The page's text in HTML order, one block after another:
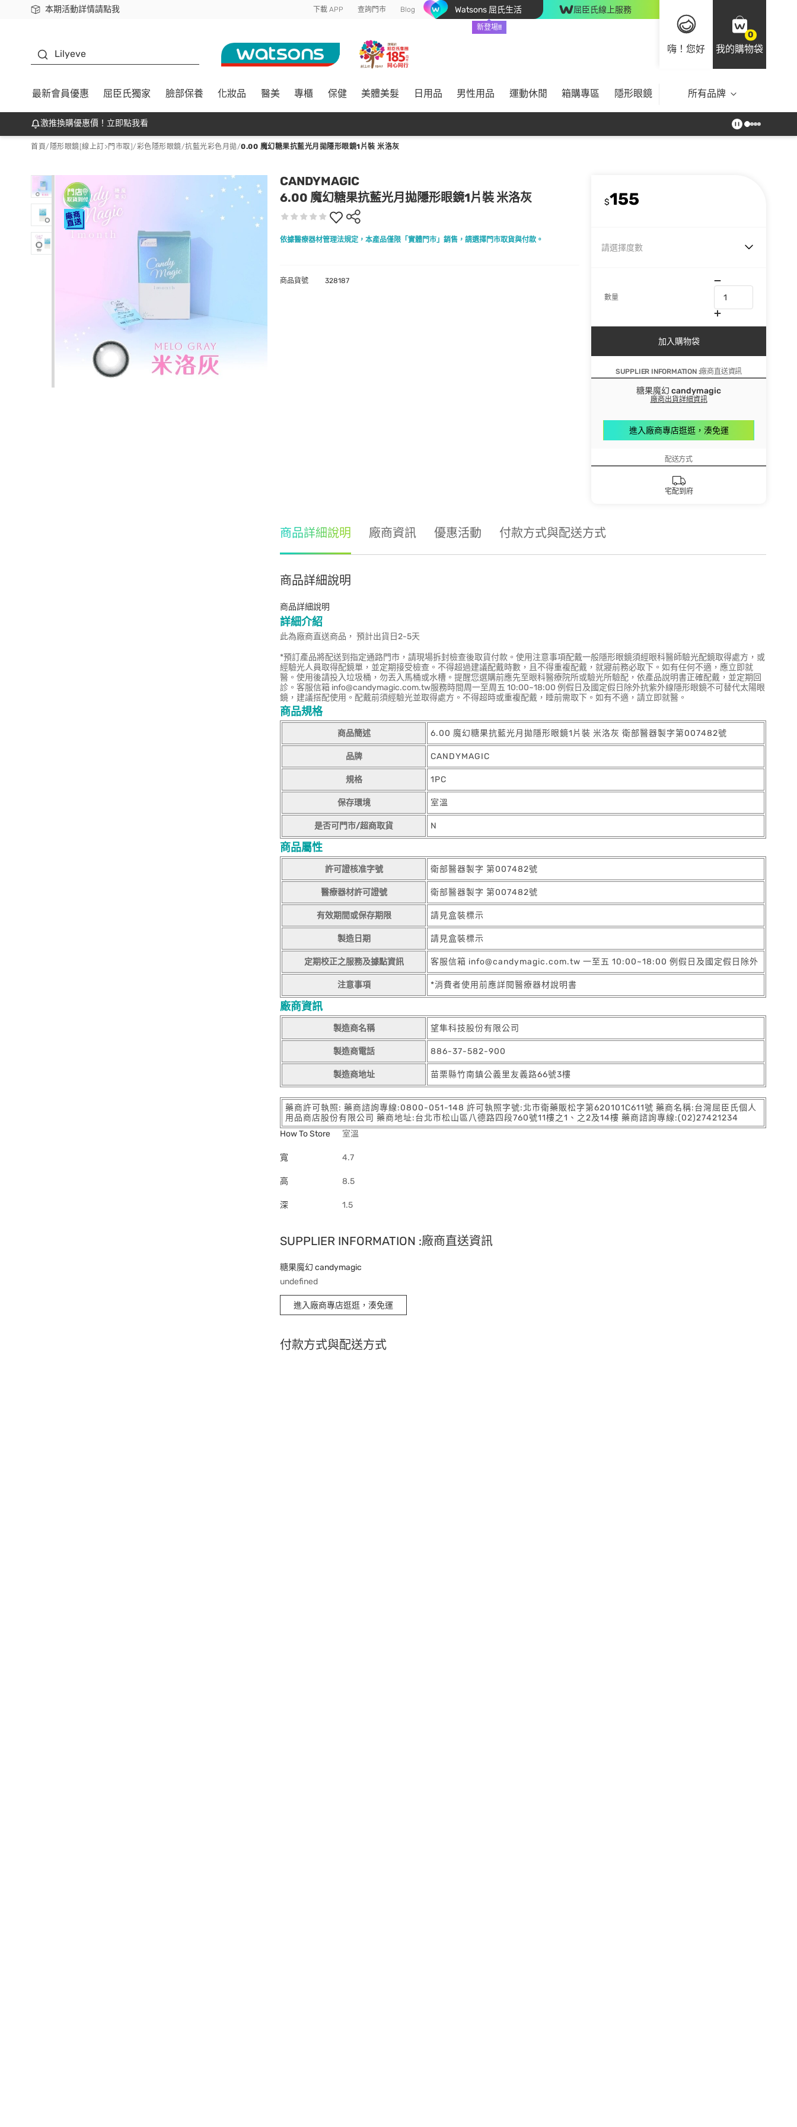
本期活動詳情請點我
下載app最高回饋$350 下載 APP 查詢門市 Blog Watsons 屈氏生活
新登場!!
屈臣氏線上服務
嗨！您好
0
我的購物袋
Lilyeve
最新會員優惠 屈臣氏獨家 臉部保養 化妝品 醫美 專櫃 保健 美體美髮 日用品 男性用品 運動休閒 箱購專區 隱形眼鏡 所有品牌
激推換購優惠價！立即點我看
首頁/ 隱形眼鏡[線上訂>門市取]/彩色隱形眼鏡/抗藍光彩色月拋/0.00 魔幻糖果抗藍光月拋隱形眼鏡1片裝 米洛灰
CANDYMAGIC
6.00 魔幻糖果抗藍光月拋隱形眼鏡1片裝 米洛灰
依據醫療器材管理法規定，本產品僅限「實體門市」銷售，請選擇門市取貨與付款。
$155
請選擇度數
數量
加入購物袋
SUPPLIER INFORMATION :廠商直送資訊
糖果魔幻 candymagic
廠商出貨詳細資訊
進入廠商專店逛逛，湊免運
配送方式
宅配到府
商品貨號 328187
商品詳細說明 廠商資訊 優惠活動 付款方式與配送方式
商品詳細說明
商品詳細說明
詳細介紹
此為廠商直送商品， 預計出貨日2-5天
*預訂產品將配送到指定通路門市，請現場拆封檢查後取貨付款。使用注意事項配戴一般隱形眼鏡須經眼科醫師驗光配鏡取得處方，或
經驗光人員取得配鏡單，並定期接受檢查。不得超過建議配戴時數，且不得重複配戴，就寢前務必取下。如有任何不適，應立即就
醫。使用後請投入垃圾桶，勿丟入馬桶或水槽。提醒您選購前應先至眼科醫療院所或驗光所驗配，依產品說明書正確配戴，並定期回
診。客服信箱 info@candymagic.com.tw服務時間周一至周五 10:00~18:00 例假日及國定假日除外抗紫外線隱形眼鏡不可替代太陽眼
鏡，建議搭配使用。配戴前須經驗光並取得處方。不得超時或重複配戴，睡前需取下。如有不適，請立即就醫。
商品規格
商品簡述 6.00 魔幻糖果抗藍光月拋隱形眼鏡1片裝 米洛灰 衛部醫器製字第007482號
品牌 CANDYMAGIC
規格 1PC
保存環境 室溫
是否可門市/超商取貨 N
商品屬性
許可證核准字號 衛部醫器製字 第007482號
醫療器材許可證號 衛部醫器製字 第007482號
有效期間或保存期限 請見盒裝標示
製造日期 請見盒裝標示
定期校正之服務及據點資訊 客服信箱 info@candymagic.com.tw 一至五 10:00~18:00 例假日及國定假日除外
注意事項 *消費者使用前應詳閱醫療器材說明書
廠商資訊
製造商名稱 望隼科技股份有限公司
製造商電話 886-37-582-900
製造商地址 苗栗縣竹南鎮公義里友義路66號3樓
藥商許可執照: 藥商諮詢專線:0800-051-148 許可執照字號:北市衛藥販松字第620101C611號 藥商名稱:台灣屈臣氏個人
用品商店股份有限公司 藥商地址:台北市松山區八德路四段760號11樓之1、之2及14樓 藥商諮詢專線:(02)27421234
How To Store
室溫
寬 4.7
高 8.5
深 1.5
SUPPLIER INFORMATION :廠商直送資訊
糖果魔幻 candymagic
undefined
進入廠商專店逛逛，湊免運
付款方式與配送方式